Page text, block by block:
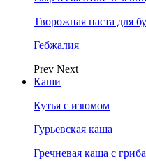
Творожная паста для
Гебжалия
Prev Next
Каши
Кутья с изюмом
Гурьевская каша
Гречневая каша с